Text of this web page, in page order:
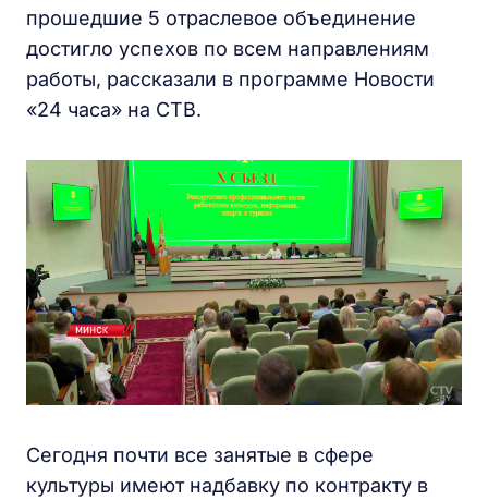
прошедшие 5 отраслевое объединение
достигло успехов по всем направлениям
работы, рассказали в программе Новости
«24 часа» на СТВ.
Сегодня почти все занятые в сфере
культуры имеют надбавку по контракту в